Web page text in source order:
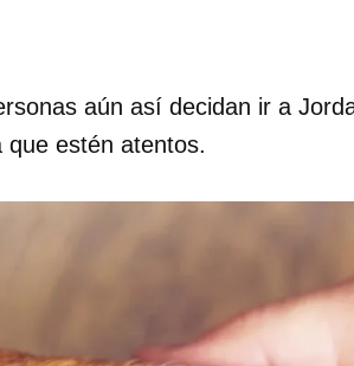
aún así decidan ir a
que estén atentos.